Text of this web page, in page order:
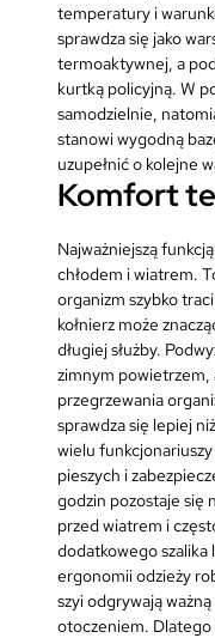
temperatury i
sprawdza się jako
termoaktywnej, a
kurtką policyjną. W
samodzielnie,
stanowi wygodną
uzupełnić o kolejne
Komfort
Najważniejszą
chłodem i wiatrem.
organizm szybko
kołnierz może
długiej służby.
zimnym powietrzem,
przegrzewania
sprawdza się lepiej
wielu funkcjonariuszy
pieszych i
godzin pozostaje się
przed wiatrem i
dodatkowego szalika
ergonomii odzieży
szyi odgrywają
otoczeniem.